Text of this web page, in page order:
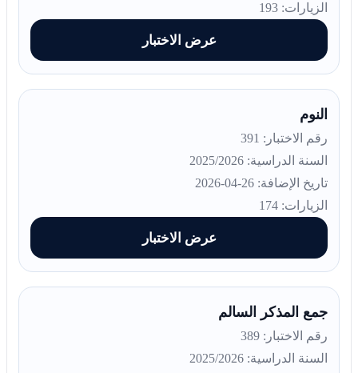
الزيارات: 193
عرض الاختبار
النوم
رقم الاختبار: 391
السنة الدراسية: 2025/2026
تاريخ الإضافة: 26-04-2026
الزيارات: 174
عرض الاختبار
جمع المذكر السالم
رقم الاختبار: 389
السنة الدراسية: 2025/2026